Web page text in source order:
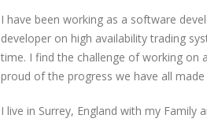
I have been working as a software
developer on high availability trading
time. I find the challenge of working on
proud of the progress we have all made
I live in Surrey, England with my Family